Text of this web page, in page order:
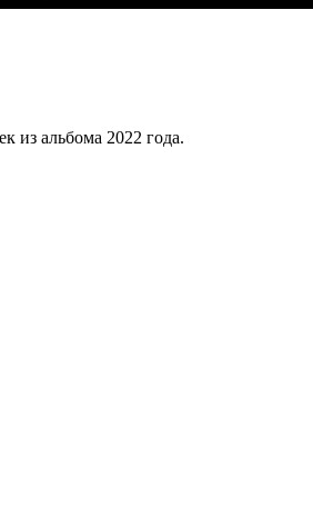
из альбома 2022 года.